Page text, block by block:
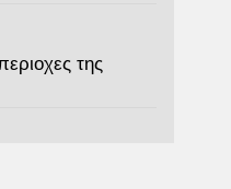
της